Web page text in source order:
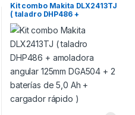
Kit combo Makita DLX2413TJ
( taladro DHP486 +
amoladora angular 125mm
DGA504 + 2 baterías de 5,0
Ah + cargador rápido )